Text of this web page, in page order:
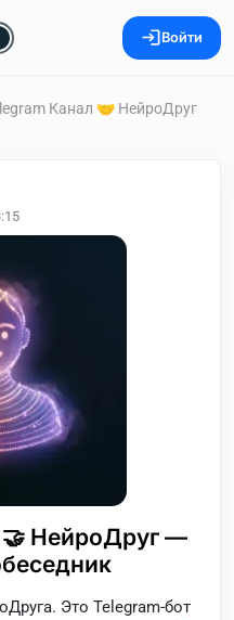
Войти
Канал 🤝 НейроДруг
НейроДруг —
Это Telegram-бот